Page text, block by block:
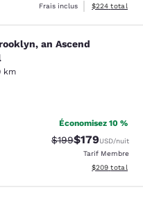
Frais inclus
Afficher les
$224 total
an Ascend
an Ascend
km
582 commentaires
Économisez 10 %
Tarif barré :
$199Tarif réduit :
$179USD/nuit
Tarif Membre
Afficher les
$209 total